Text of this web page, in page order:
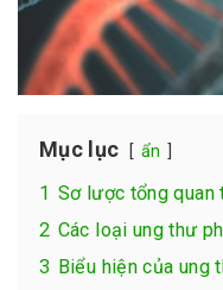
Mục lục ẩn
1 Sơ lược tổng quan
2 Các loại ung thư
3 Biểu hiện của ung